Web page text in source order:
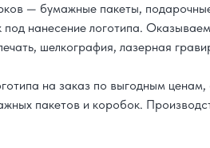
— бумажные пакеты,
нанесение логотипа.
шелкография, лазерная
на заказ по выгодным
пакетов и коробок.